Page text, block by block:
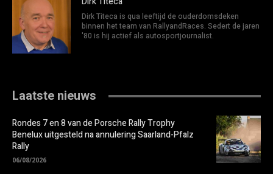
Dirk Titeca is qua leeftijd de ouderdomsdeken
binnen het team van RallyandRaces. Sedert de jaren
'80 is hij actief als autosportjournalist.
Laatste nieuws
Rondes 7 en 8 van de Porsche Rally Trophy
Benelux uitgesteld na annulering Saarland-Pfalz
Rally
06/08/2026